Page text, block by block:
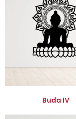
Buda IV